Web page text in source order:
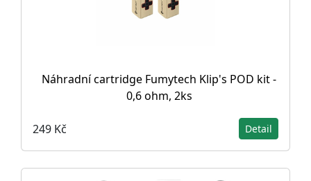
Náhradní cartridge Fumytech Klip's POD kit -
0,6 ohm, 2ks
249 Kč Detail